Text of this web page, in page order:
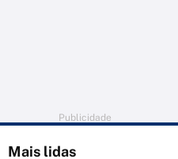
Publicidade
Mais lidas